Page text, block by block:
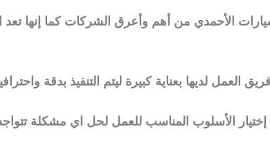
الأحمدي من أهم وأعرق الشركات كما إنها تعد
العمل لديها بعناية كبيرة ليتم التنفيذ بدقة
الأسلوب المناسب للعمل لحل اي مشكلة